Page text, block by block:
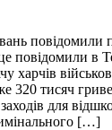
повідомили
повідомили в
харчів
320 тисяч
для
[…]